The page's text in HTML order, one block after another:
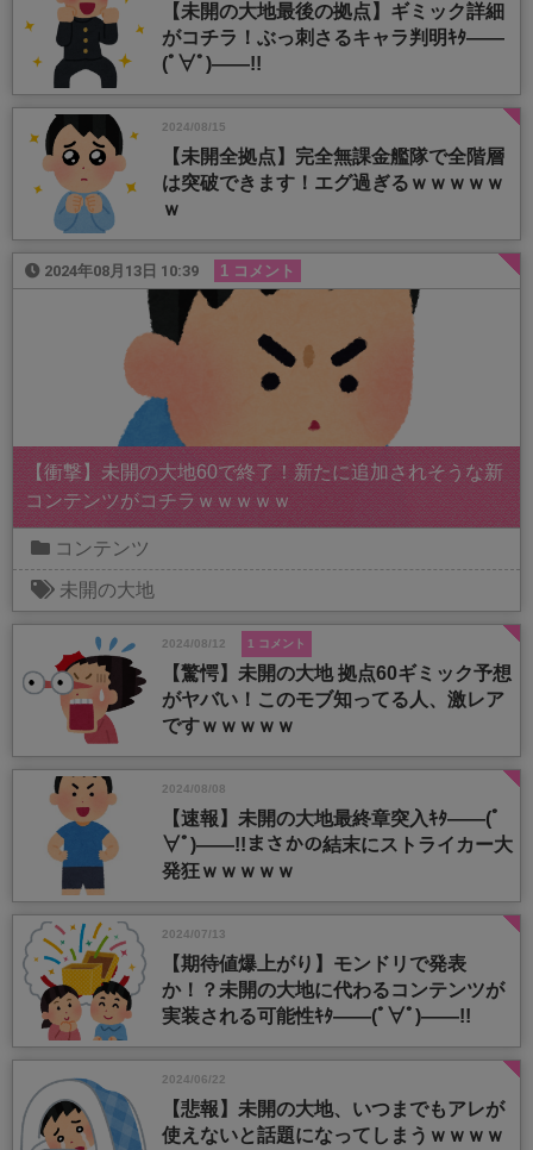
【未開の大地最後の拠点】ギミック詳細
がコチラ！ぶっ刺さるキャラ判明ｷﾀ――
(ﾟ∀ﾟ)――!!
2024/08/15
【未開全拠点】完全無課金艦隊で全階層
は突破できます！エグ過ぎるｗｗｗｗｗ
ｗ
2024年08月13日 10:39 1 コメント
【衝撃】未開の大地60で終了！新たに追加されそうな新
コンテンツがコチラｗｗｗｗｗ
コンテンツ
未開の大地
2024/08/12 1 コメント
【驚愕】未開の大地 拠点60ギミック予想
がヤバい！このモブ知ってる人、激レア
ですｗｗｗｗｗ
2024/08/08
【速報】未開の大地最終章突入ｷﾀ――(ﾟ
∀ﾟ)――!!まさかの結末にストライカー大
発狂ｗｗｗｗｗ
2024/07/13
【期待値爆上がり】モンドリで発表
か！？未開の大地に代わるコンテンツが
実装される可能性ｷﾀ――(ﾟ∀ﾟ)――!!
2024/06/22
【悲報】未開の大地、いつまでもアレが
使えないと話題になってしまうｗｗｗｗ